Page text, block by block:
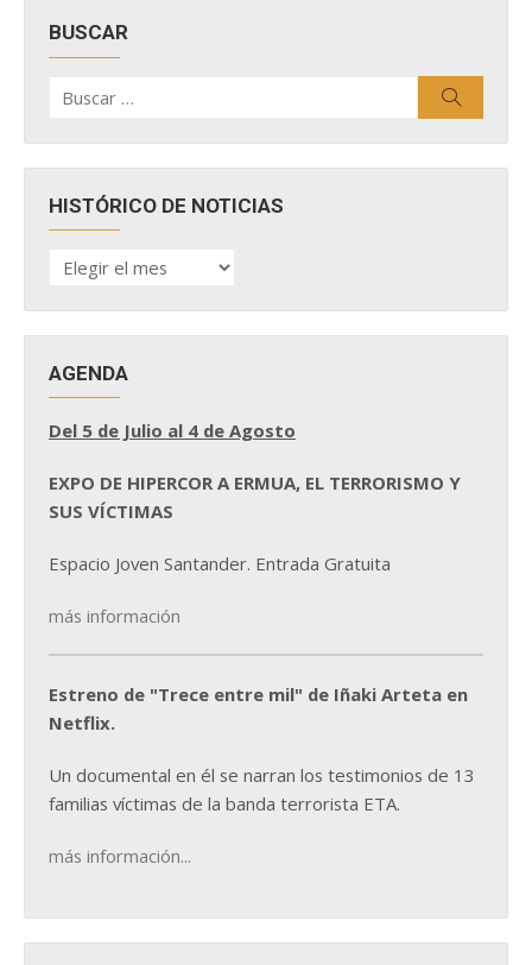
BUSCAR
por:
HISTÓRICO DE NOTICIAS
HISTÓRICO
DE
AGENDA
Del 5 de Julio al 4 de Agosto
EXPO DE HIPERCOR A ERMUA, EL TERRORISMO Y
SUS VÍCTIMAS
Espacio Joven Santander. Entrada Gratuita
más información
Estreno de "Trece entre mil" de Iñaki Arteta en
Netflix.
Un documental en él se narran los testimonios de 13
familias víctimas de la banda terrorista ETA.
más información...